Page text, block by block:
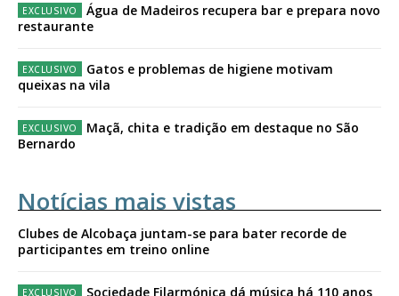
Água de Madeiros recupera bar e prepara novo
restaurante
Gatos e problemas de higiene motivam
queixas na vila
Maçã, chita e tradição em destaque no São
Bernardo
Notícias mais vistas
Clubes de Alcobaça juntam-se para bater recorde de
participantes em treino online
Sociedade Filarmónica dá música há 110 anos